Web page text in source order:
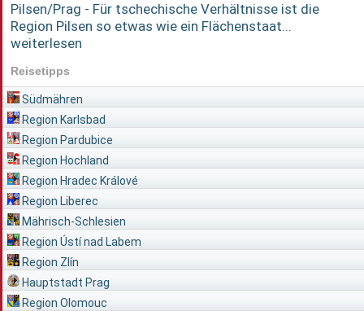
Pilsen/Prag - Für tschechische Verhältnisse ist die
Region Pilsen so etwas wie ein Flächenstaat...
weiterlesen
Reisetipps
Südmähren
Region Karlsbad
Region Pardubice
Region Hochland
Region Hradec Králové
Region Liberec
Mährisch-Schlesien
Region Ústí nad Labem
Region Zlín
Hauptstadt Prag
Region Olomouc